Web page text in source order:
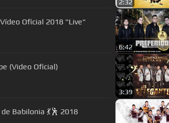
2:32
Oficial 2018 "Live"
6:42
(Video Oficial)
3:39
Babilonia 💃🕺 2018